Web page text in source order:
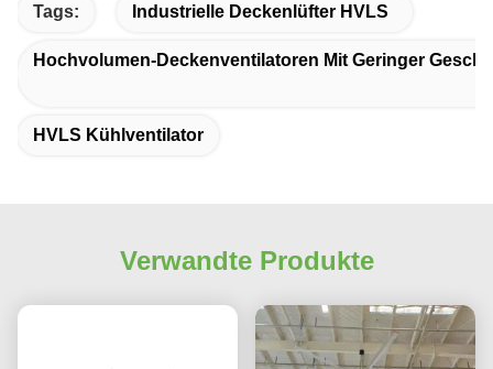
Tags: Industrielle Deckenlüfter HVLS
Hochvolumen-Deckenventilatoren Mit Geringer
HVLS Kühlventilator
Verwandte Produkte